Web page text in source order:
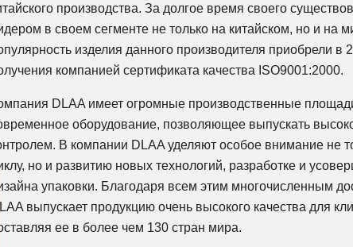
производства. За долгое время своего
в своем сегменте не только на китайском, но и
изделия данного производителя приобрели в
компанией сертификата качества ISO9001:2000.
DLAA имеет огромные производственные
оборудование, позволяющее выпускать
В компании DLAA уделяют особое внимание не
но и развитию новых технологий, разработке и
упаковки. Благодаря всем этим многочисленным
выпускает продукцию очень высокого качества для
ее в более чем 130 стран мира.